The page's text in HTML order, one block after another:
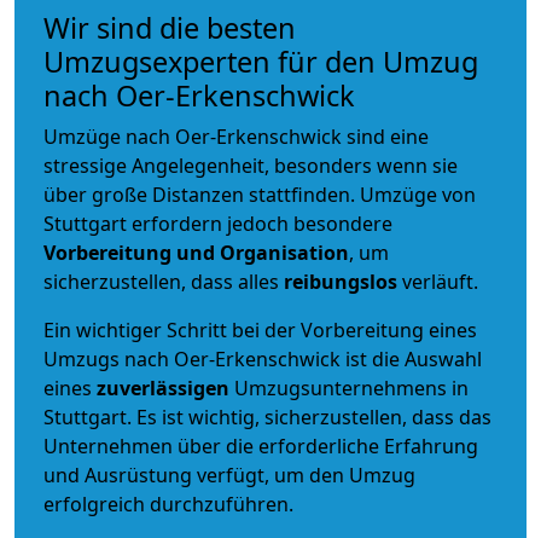
Wir sind die besten
Umzugsexperten für den Umzug
nach Oer-Erkenschwick
Umzüge nach Oer-Erkenschwick sind eine
stressige Angelegenheit, besonders wenn sie
über große Distanzen stattfinden. Umzüge von
Stuttgart erfordern jedoch besondere
Vorbereitung und Organisation, um
sicherzustellen, dass alles reibungslosverläuft.
Ein wichtiger Schritt bei der Vorbereitung eines
Umzugs nach Oer-Erkenschwick ist die Auswahl
eines zuverlässigen Umzugsunternehmens in
Stuttgart. Es ist wichtig, sicherzustellen, dass das
Unternehmen über die erforderliche Erfahrung
und Ausrüstung verfügt, um den Umzug
erfolgreich durchzuführen.